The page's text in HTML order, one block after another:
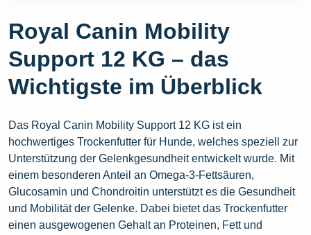
Royal Canin Mobility
Support 12 KG – das
Wichtigste im Überblick
Das Royal Canin Mobility Support 12 KG ist ein
hochwertiges Trockenfutter für Hunde, welches speziell zur
Unterstützung der Gelenkgesundheit entwickelt wurde. Mit
einem besonderen Anteil an Omega-3-Fettsäuren,
Glucosamin und Chondroitin unterstützt es die Gesundheit
und Mobilität der Gelenke. Dabei bietet das Trockenfutter
einen ausgewogenen Gehalt an Proteinen, Fett und